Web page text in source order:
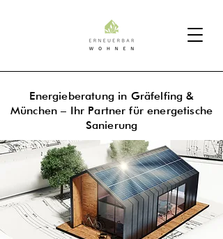
Energieberatung in Gräfelfing &
München – Ihr Partner für energetische
Sanierung